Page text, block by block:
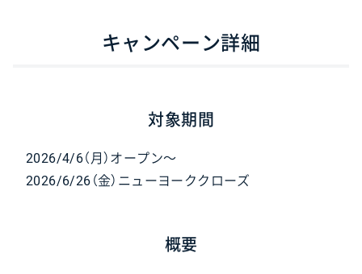
キャンペーン詳細
対象期間
2026/4/6（月）オープン〜
2026/6/26（金）ニューヨーククローズ
概要